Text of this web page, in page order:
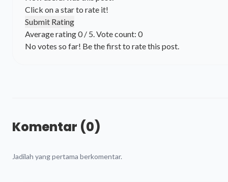
Click on a star to rate it!
Submit Rating
Average rating0/ 5. Vote count: 0
No votes so far! Be the first to rate this post.
Komentar (0)
Jadilah yang pertama berkomentar.